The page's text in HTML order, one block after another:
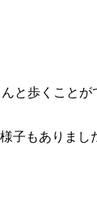
と歩くことが
子もありまし